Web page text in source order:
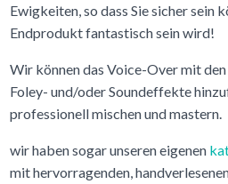
Ewigkeiten, so dass Sie sicher sein
Endprodukt fantastisch sein wird!
Wir können das Voice-Over mit
Foley- und/oder Soundeffekte
professionell mischen und mastern.
wir haben sogar unseren eigenen
mit hervorragenden,